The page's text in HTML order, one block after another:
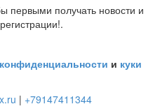
первыми получать новости и
и куки
| +79147411344